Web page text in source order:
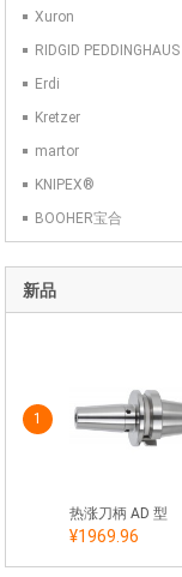
Xuron
RIDGID PEDDINGHAUS
Erdi
Kretzer
martor
KNIPEX®
BOOHER宝合
新品
1
热涨刀柄 AD 型
¥1969.96